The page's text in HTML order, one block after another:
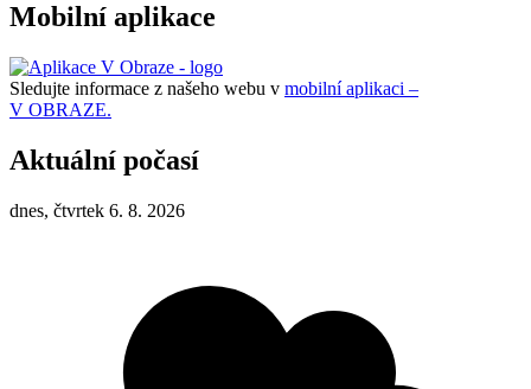
Mobilní aplikace
Sledujte informace z našeho webu v mobilní aplikaci –
V OBRAZE.
Aktuální počasí
dnes, čtvrtek 6. 8. 2026